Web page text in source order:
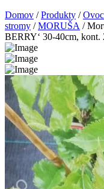
Domov /Produkty /
stromy /MORUŠA /
BERRY‘ 30-40cm, kont.